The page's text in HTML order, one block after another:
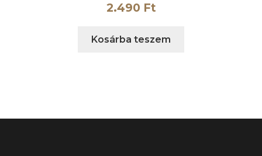
2.490 Ft
Kosárba teszem